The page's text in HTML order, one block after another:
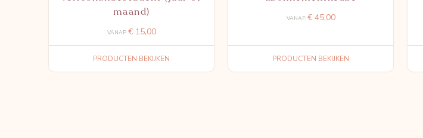
maand)
VANAF:€15,00
PRODUCTEN BEKIJKEN
VANAF:€45,00
PRODUCTEN BEKIJKEN